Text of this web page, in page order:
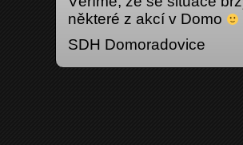
některé z akcí v Domo
SDH Domoradovice